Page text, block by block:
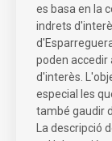
es basa en la
indrets
poden accedir
d'interès.
especial les
també gaudir
La descripció